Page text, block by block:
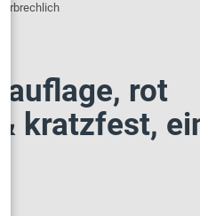
rot
kratzfest,